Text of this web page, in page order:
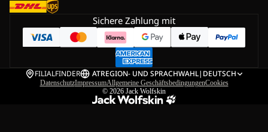
Sichere Zahlung mit
FILIALFINDER ATREGION- UND SPRACHWAHL| DEUTSCH
DatenschutzImpressumAllgemeine GeschäftsbedingungenCookies
© 2026 Jack Wolfskin